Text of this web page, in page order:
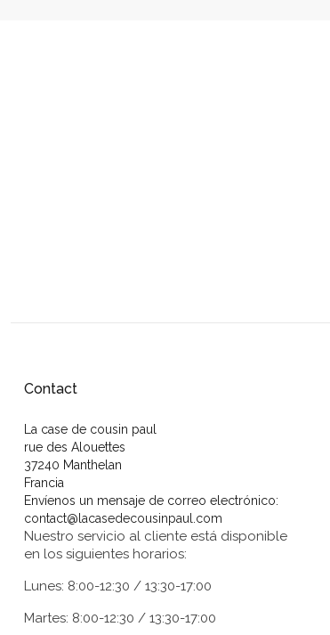
Contact
La case de cousin paul
rue des Alouettes
37240 Manthelan
Francia
Envíenos un mensaje de correo electrónico:
contact@lacasedecousinpaul.com
Nuestro servicio al cliente está disponible
en los siguientes horarios:
Lunes: 8:00-12:30 / 13:30-17:00
Martes: 8:00-12:30 / 13:30-17:00